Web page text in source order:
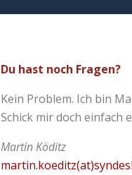
Du hast noch Fragen?
Kein Problem. Ich bin
Schick mir doch einfach
Martin Köditz